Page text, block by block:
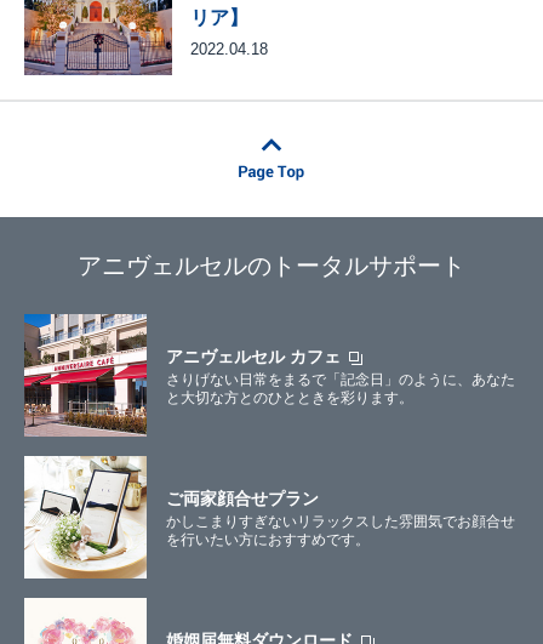
リア】
2022.04.18
アニヴェルセルのトータルサポート
アニヴェルセル カフェ
さりげない日常をまるで「記念日」のように、あなた
と大切な方とのひとときを彩ります。
ご両家顔合せプラン
かしこまりすぎないリラックスした雰囲気でお顔合せ
を行いたい方におすすめです。